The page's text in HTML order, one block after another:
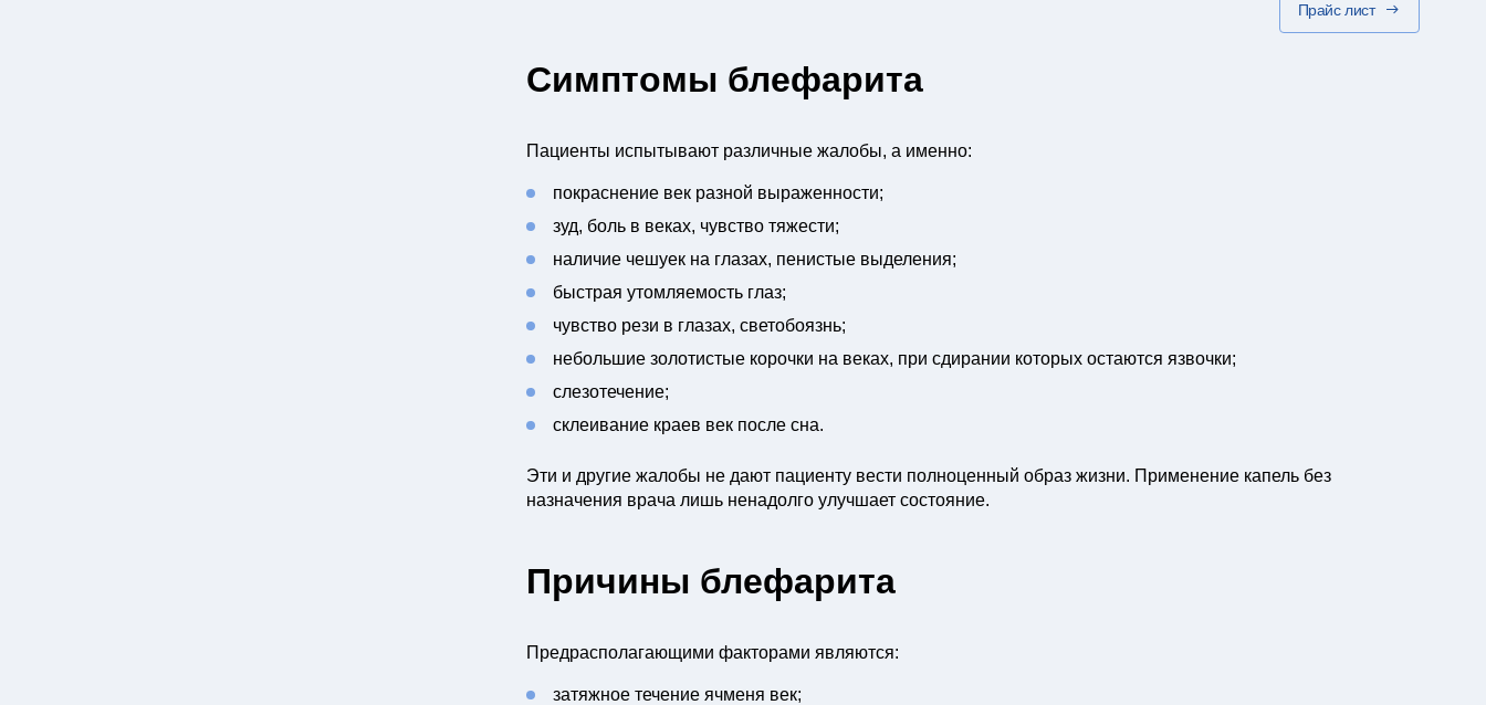
Прайс лист
Симптомы блефарита
Пациенты испытывают различные жалобы, а именно:
покраснение век разной выраженности;
зуд, боль в веках, чувство тяжести;
наличие чешуек на глазах, пенистые выделения;
быстрая утомляемость глаз;
чувство рези в глазах, светобоязнь;
небольшие золотистые корочки на веках, при сдирании которых остаются язвочки;
слезотечение;
склеивание краев век после сна.
Эти и другие жалобы не дают пациенту вести полноценный образ жизни. Применение капель без
назначения врача лишь ненадолго улучшает состояние.
Причины блефарита
Предрасполагающими факторами являются:
затяжное течение ячменя век;